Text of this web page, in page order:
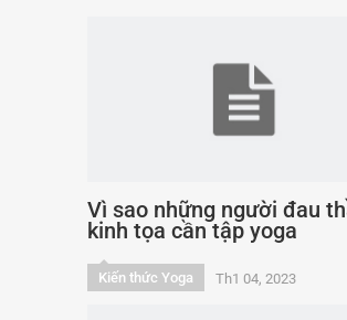
Vì sao những người đau
kinh tọa cần tập yoga
Kiến thức Yoga Th1 04, 2023